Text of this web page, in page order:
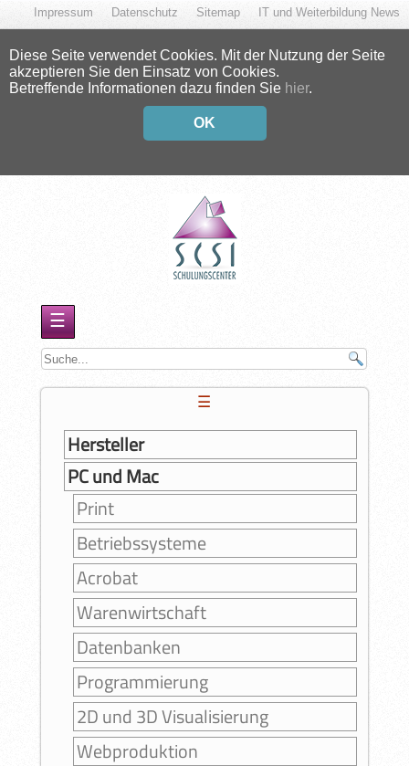
IT und Weiterbildung News
Sitemap
Datenschutz
Impressum
Diese Seite verwendet Cookies. Mit der Nutzung der Seite
akzeptieren Sie den Einsatz von Cookies.
Betreffende Informationen dazu finden Sie hier.
OK
☰
☰
Hersteller
PC und Mac
Print
Betriebssysteme
Acrobat
Warenwirtschaft
Datenbanken
Programmierung
2D und 3D Visualisierung
Webproduktion